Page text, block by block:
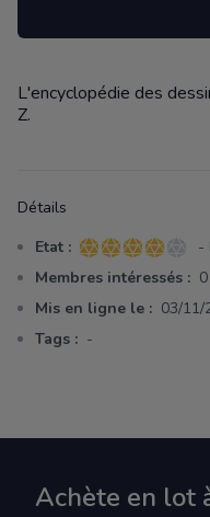
Description
L'encyclopédie des
Z.
Détails
Etat : 4 sur 5 étoiles
-
Membres intéressés :
Mis en ligne le : 03/11/
Tags : -
Achète en lot